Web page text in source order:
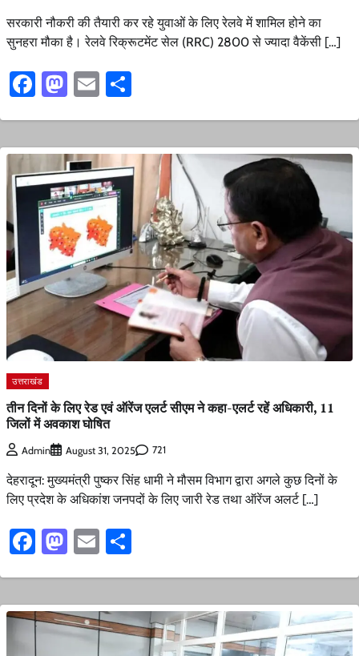
सरकारी नौकरी की तैयारी कर रहे युवाओं के लिए रेलवे में शामिल होने का
सुनहरा मौका है। रेलवे रिक्रूटमेंट सेल (RRC) 2800 से ज्यादा वैकेंसी […]
Facebook
Mastodon
Email
उत्तराखंड
तीन दिनों के लिए रेड एवं ऑरेंज एलर्ट सीएम ने कहा-एलर्ट रहें अधिकारी, 11
जिलों में अवकाश घोषित
Admin August 31, 2025 721
देहरादून: मुख्यमंत्री पुष्कर सिंह धामी ने मौसम विभाग द्वारा अगले कुछ दिनों के
लिए प्रदेश के अधिकांश जनपदों के लिए जारी रेड तथा ऑरेंज अलर्ट […]
Facebook
Mastodon
Email